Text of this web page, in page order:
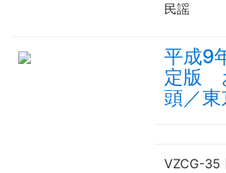
民謡
平成9
定版
頭／
VZCG-35